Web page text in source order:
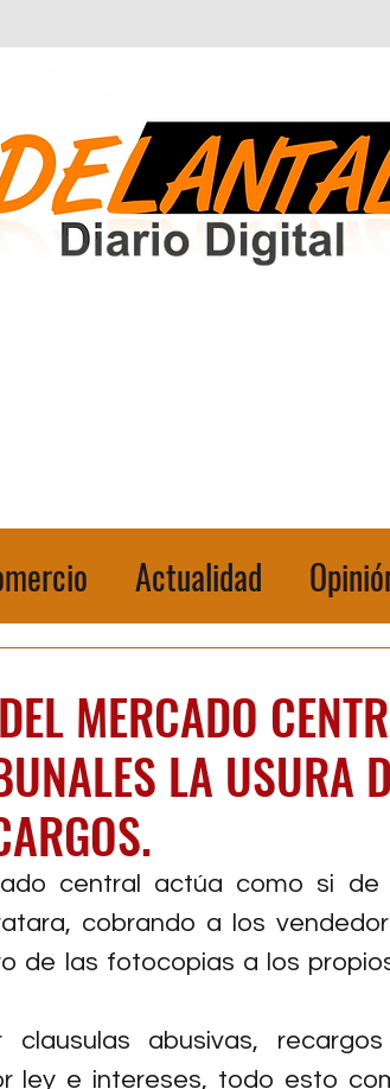
Actualidad
MERCADO
LA USURA
central actúa como si de
cobrando a los
de las fotocopias a los
abusivas,
ley e intereses, todo esto